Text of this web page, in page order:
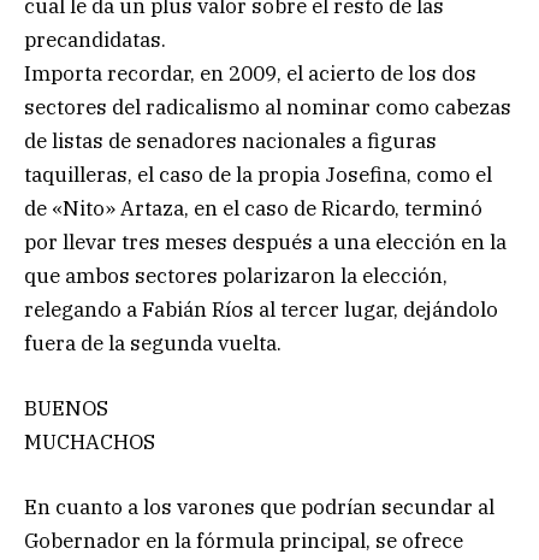
cual le da un plus valor sobre el resto de las
precandidatas.
Importa recordar, en 2009, el acierto de los dos
sectores del radicalismo al nominar como cabezas
de listas de senadores nacionales a figuras
taquilleras, el caso de la propia Josefina, como el
de «Nito» Artaza, en el caso de Ricardo, terminó
por llevar tres meses después a una elección en la
que ambos sectores polarizaron la elección,
relegando a Fabián Ríos al tercer lugar, dejándolo
fuera de la segunda vuelta.
BUENOS
MUCHACHOS
En cuanto a los varones que podrían secundar al
Gobernador en la fórmula principal, se ofrece